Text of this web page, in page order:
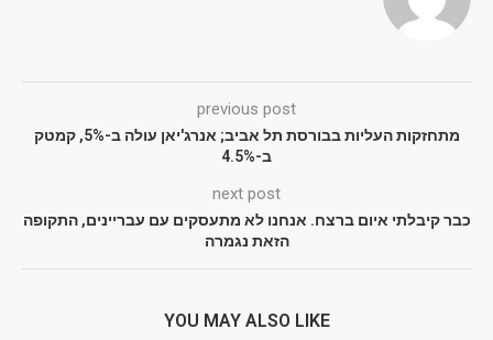
previous post
מתחזקות העליות בבורסת תל אביב; אנרג'יאן עולה ב-5%, קמטק
ב-4.5%
next post
כבר קיבלתי איום ברצח. אנחנו לא מתעסקים עם עבריינים, התקופה
הזאת נגמרה
YOU MAY ALSO LIKE